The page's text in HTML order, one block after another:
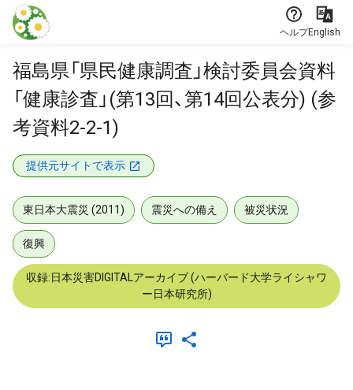
本文に飛ぶ
ヘルプEnglish
福島県「県民健康調査」検討委員会資料
「健康診査」(第13回、第14回公表分) (参
考資料2-2-1)
提供元サイトで表示
東日本大震災 (2011) 震災への備え 被災状況
復興
収録:日本災害DIGITALアーカイブ (ハーバード大学ライシャワ
ー日本研究所)